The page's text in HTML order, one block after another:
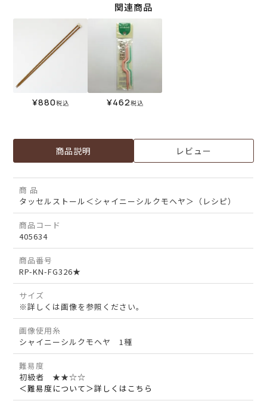
関連商品
¥880税込 ¥462税込
商品説明 レビュー
商 品
タッセルストール＜シャイニーシルクモヘヤ＞（レシピ）
商品コード
405634
商品番号
RP-KN-FG326★
サイズ
※詳しくは画像を参照ください。
画像使用糸
シャイニーシルクモヘヤ 1種
難易度
初級者 ★★☆☆
＜難易度について＞詳しくはこちら